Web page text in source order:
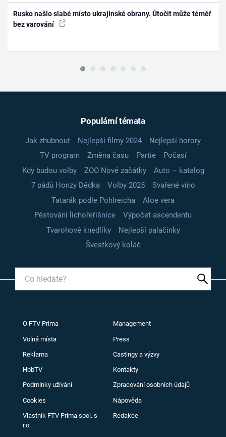
Rusko našlo slabé místo ukrajinské obrany. Útočit může téměř
bez varování
Populární témata
Jak zhubnout Nejlepší filmy 2024
Nejlepší horory
TV program
Změna času Partie
Počasí
Kdy budou volby
ZOO Nové začátky
Auto – katalog
7 pádů Honzy Dědka
Volby 2025
Svařené víno
Tatarák podle Pohlreicha
Aloe vera
Pěstování lichořeřišnice
Výpočet ascendentu
Tvarohové knedlíky
Nejlepší palačinky
Švestkový koláč
O FTV Prima Management
Volná místa Press
Reklama Castingy a výzvy
HbbTV Kontakty
Podmínky užívání Zpracování osobních údajů
Cookies Nápověda
Vlastník FTV Prima spol. s
r.o.
Redakce